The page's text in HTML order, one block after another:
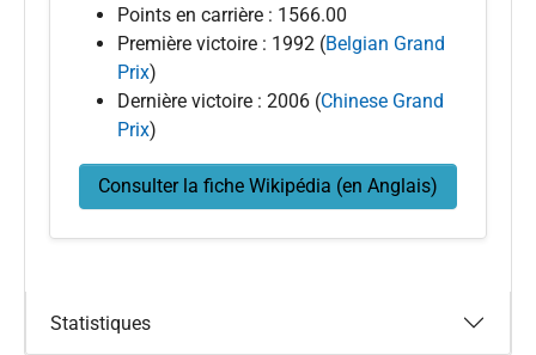
Points en carrière : 1566.00
Première victoire : 1992 (Belgian Grand
Prix)
Dernière victoire : 2006 (Chinese Grand
Prix)
Consulter la fiche Wikipédia (en Anglais)
Statistiques